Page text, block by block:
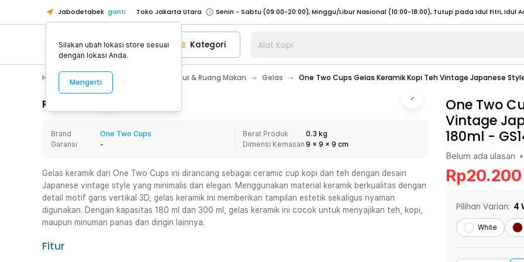
Jabodetabek ganti Toko Jakarta Utara
Toko Tangerang
Toko Cikupa
Pick n Go Jakarta Barat
Senin - Jumat (07:00 - 20:00), Sabtu - Minggu (08:00 - 20:00), Tutup pada Idul Fitri
Pick n Go Bekasi
Senin - Jumat (08:00 - 20:00), Sabtu - Minggu/ Libur Nasional (08:00 - 17:00) Selengkapnya
Senin - Jumat (08:00 - 20:00), Sabtu - Minggu/ Libur Nasional (08:00 - 17:00) Selengkapnya
Senin - Sabtu (09:00-20:00), Minggu/Libur Nasional (12:00-20:00), Tutup pada Idul Fitri
Toko Jakarta Barat
Senin - Sabtu (09:00-20:00), Minggu/Libur Nasional (12:00-20:00), Tutup pada Idul Fitri
Toko Tangerang
Toko Cikupa
Pick n Go Jakarta Barat
Senin - Jumat (07:00 - 20:00), Sabtu - Minggu (08:00 - 20:00), Tutup pada Idul Fitri
Pick n Go Bekasi
Senin - Jumat (08:00 - 20:00), Sabtu - Minggu/ Libur Nasional (08:00 - 17:00) Selengkapnya
Kategori Alat Kopi
Home Appliance Perlengkapan Dapur & Ruang Makan Gelas One Two Cups Gelas Keramik Kopi Teh Vintage Japanese
Rincian Produk
Brand
One Two Cups
Garansi
-
Berat Produk
0.3 kg
Dimensi Kemasan 9 x 9 x 9 cm
Gelas keramik dari One Two Cups ini dirancang sebagai ceramic cup kopi dan teh dengan desain
Japanese vintage style yang minimalis dan elegan. Menggunakan material keramik berkualitas dengan
detail motif garis vertikal 3D, gelas keramik ini memberikan tampilan estetik sekaligus nyaman
digunakan. Dengan kapasitas 180 ml dan 300 ml, gelas keramik ini cocok untuk menyajikan teh, kopi,
maupun minuman panas dan dingin lainnya.
Fitur
One Two
Vintage
180ml -
Belum ada ulasan •
Rp20.200
Pilihan Varian: 4
White
Silakan ubah lokasi store sesuai
dengan lokasi Anda.
Mengerti